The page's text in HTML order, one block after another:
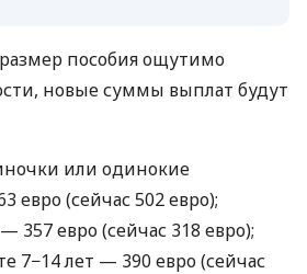
размер пособия ощутимо
новые суммы выплат будут
или одинокие
евро (сейчас 502 евро);
357 евро (сейчас 318 евро);
7−14 лет — 390 евро (сейчас